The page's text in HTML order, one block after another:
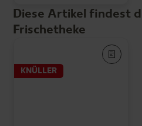
Diese Artikel findest
Frischetheke
KNÜLLER